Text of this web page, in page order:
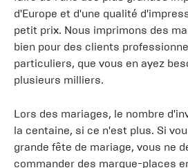
d'Europe et d'une qualité
petit prix. Nous imprimons des
bien pour des clients
particuliers, que vous en ayez
plusieurs milliers.
Lors des mariages, le nombre
la centaine, si ce n'est plus. Si
grande fête de mariage, vous ne
commander des marque-places